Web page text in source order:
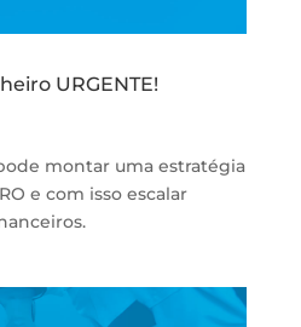
URGENTE!
montar uma estratégia
e com isso escalar